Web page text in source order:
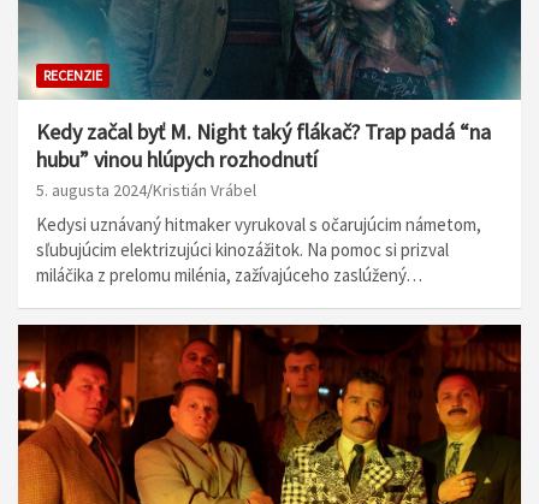
RECENZIE
Kedy začal byť M. Night taký flákač? Trap padá “na
hubu” vinou hlúpych rozhodnutí
5. augusta 2024 Kristián Vrábel
Kedysi uznávaný hitmaker vyrukoval s očarujúcim námetom,
sľubujúcim elektrizujúci kinozážitok. Na pomoc si prizval
miláčika z prelomu milénia, zažívajúceho zaslúžený…